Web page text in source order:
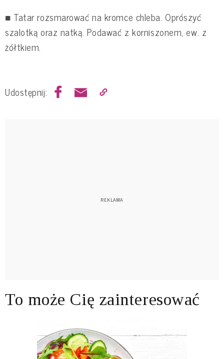
■ Tatar rozsmarować na kromce chleba. Oprószyć
szalotką oraz natką. Podawać z korniszonem, ew. z
żółtkiem.
Udostępnij:
To może Cię zainteresować